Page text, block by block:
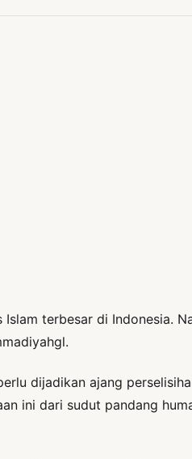
terbesar di Indonesia.
dijadikan ajang
ini dari sudut pandang